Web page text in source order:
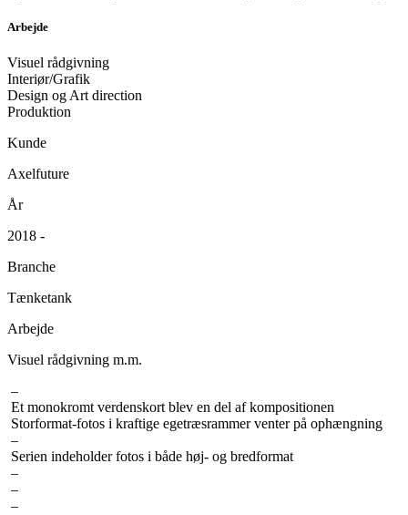
Arbejde
Visuel rådgivning
Interiør/Grafik
Design og Art direction
Produktion
Kunde
Axelfuture
År
2018 -
Branche
Tænketank
Arbejde
Visuel rådgivning m.m.
–
Et monokromt verdenskort blev en del af kompositionen
Storformat-fotos i kraftige egetræsrammer venter på ophængning
–
Serien indeholder fotos i både høj- og bredformat
–
–
–